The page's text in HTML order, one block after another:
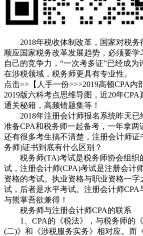
2018年税收体制改革，国家对税务
顺应国家税务改革发展趋势，必须要
自己的竞争力，“一次考多证”已经成为
在涉税领域，税务师更具有专业性。
点击>>【人手一份>>>2019高顿CPA内
2019版六科考点思维导图，近20年
通关秘籍，高频错题集等！
2018年注册会计师报名系统昨天已
准备CPA和税务师一起备考，一年拿
还有很多考生搞不清楚，注册会计师证
务师)证书到底有什么区别？
税务师(TA)考试是税务师协会组织
试，注册会计师(CPA)考试是注册会计
资格的考试。执业资格与职业资格一
试，后者是水平考试。注册会计师CPA
与熊掌吾欲兼得！
税务师与注册会计师CPA的联系
1、CPA的《税法》，与税务师的《
(二)》和《涉税服务实务》相对应。而